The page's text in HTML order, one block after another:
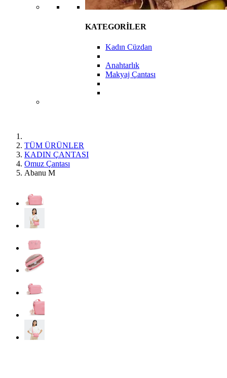
KATEGORİLER
Kadın Cüzdan
Anahtarlık
Makyaj Çantası
TÜM ÜRÜNLER
KADIN ÇANTASI
Omuz Çantası
Abanu M